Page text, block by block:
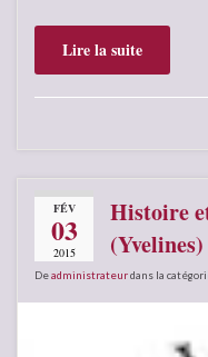
Lire la suite
FÉV
03
2015
Histoire
(Yvelines)
Deadministrateurdans la